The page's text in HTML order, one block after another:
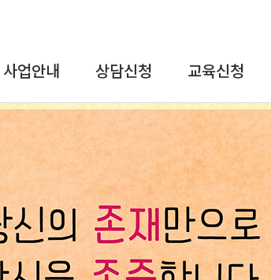
사업안내
상담사업
인식개선사업
상담신청
온라인상담
교육신청
교육안내
장애인식개선
인권교육
직장 내 장애인
인식개선
강사파견교육